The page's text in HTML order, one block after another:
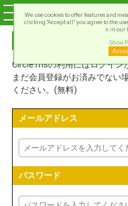
Circle.msアカウントで
Circle.msの利用にはログイン
まだ会員登録がお済みでない
ください。(無料)
メールアドレス
パスワード
We use cookies to offer features and
clicking “Accept all” you agree to the
n in our
Show